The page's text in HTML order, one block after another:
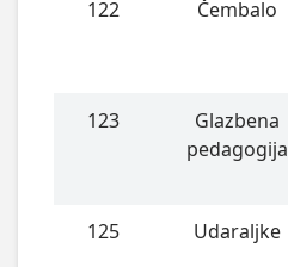
122 Čembalo
123
Glazbena
pedagogija
125 Udaraljke